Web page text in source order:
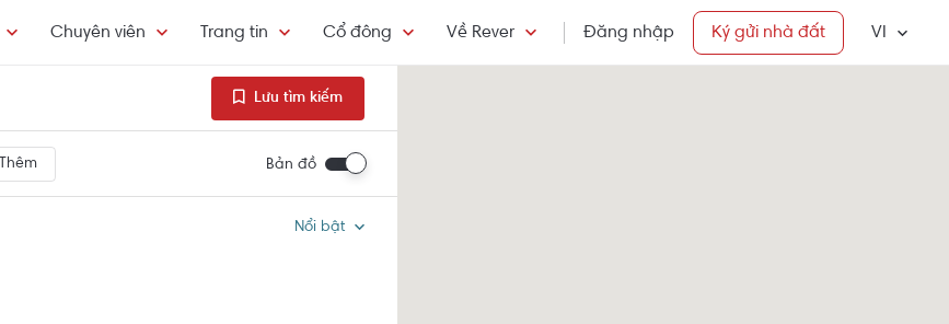
Chuyên viên Trang tin Cổ đông Về Rever Đăng nhập Ký gửi nhà đất VI
Lưu tìm kiếm
Thêm Bản đồ
Nổi bật